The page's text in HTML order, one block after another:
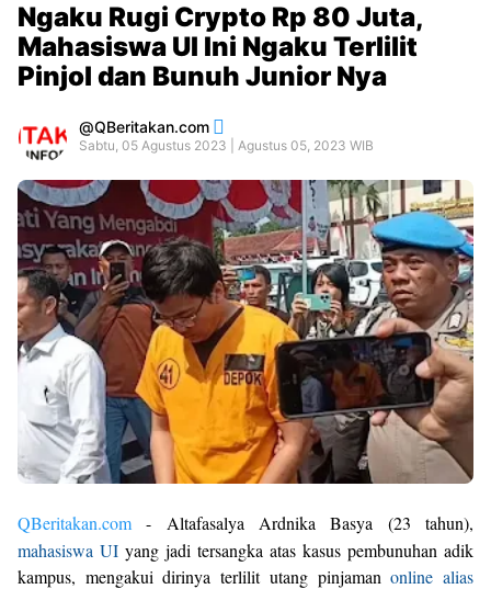
Ngaku Rugi Crypto Rp 80 Juta,
Mahasiswa UI Ini Ngaku Terlilit
Pinjol dan Bunuh Junior Nya
QBeritakan.com
Sabtu, 05 Agustus 2023 | Agustus 05, 2023 WIB
QBeritakan.com - Altafasalya Ardnika Basya (23 tahun),
mahasiswa UI yang jadi tersangka atas kasus pembunuhan adik
kampus, mengakui dirinya terlilit utang pinjamanonline alias